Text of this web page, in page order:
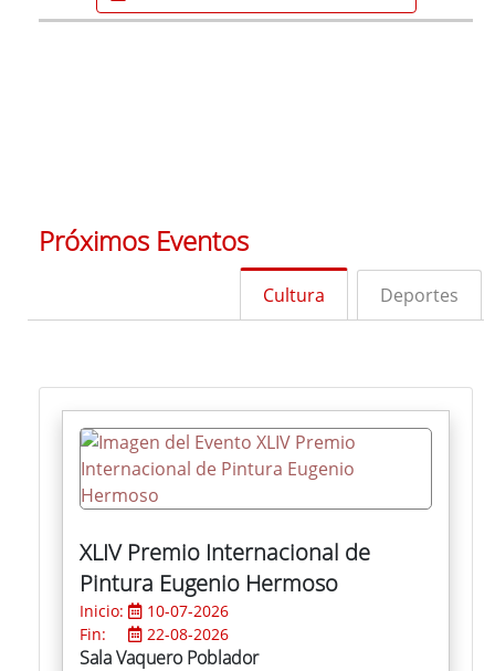
Próximos Eventos
Cultura Deportes
XLIV Premio Internacional de
Pintura Eugenio Hermoso
Inicio:
10-07-2026
Fin:
22-08-2026
Sala Vaquero Poblador